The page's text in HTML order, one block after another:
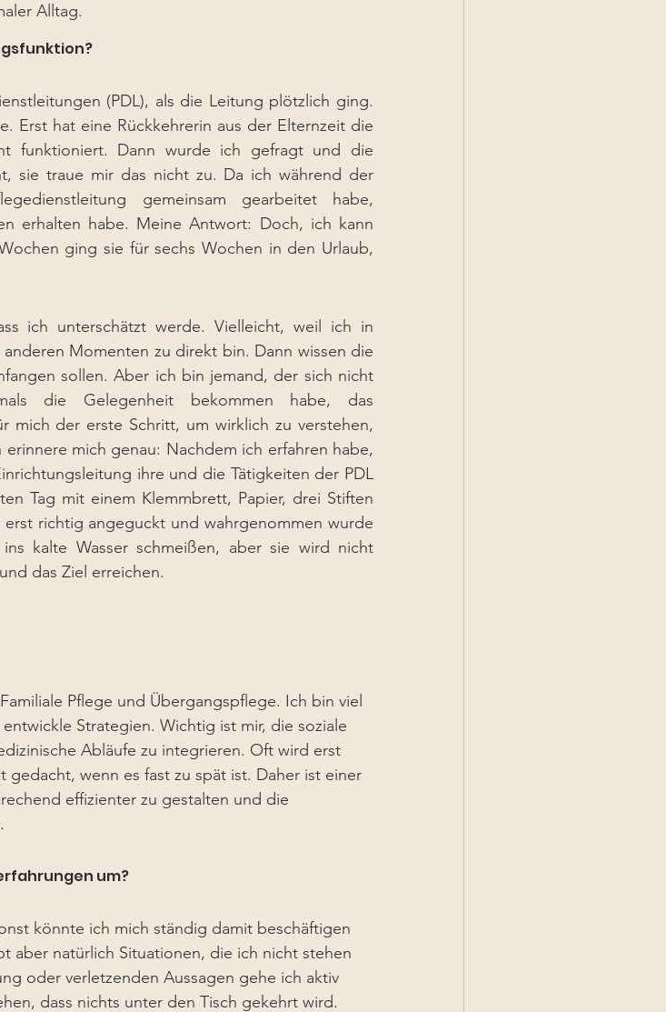
Alltag.
(PDL), als die Leitung plötzlich ging.
Erst hat eine Rückkehrerin aus der Elternzeit die
funktioniert. Dann wurde ich gefragt und die
sie traue mir das nicht zu. Da ich während der
gemeinsam gearbeitet habe,
erhalten habe. Meine Antwort: Doch, ich kann
ging sie für sechs Wochen in den Urlaub,
ich unterschätzt werde. Vielleicht, weil ich in
Momenten zu direkt bin. Dann wissen die
sollen. Aber ich bin jemand, der sich nicht
die Gelegenheit bekommen habe, das
mich der erste Schritt, um wirklich zu verstehen,
mich genau: Nachdem ich erfahren habe,
ihre und die Tätigkeiten der PDL
Tag mit einem Klemmbrett, Papier, drei Stiften
richtig angeguckt und wahrgenommen wurde
kalte Wasser schmeißen, aber sie wird nicht
das Ziel erreichen.
Familiale Pflege und Übergangspflege. Ich bin viel
Strategien. Wichtig ist mir, die soziale
Abläufe zu integrieren. Oft wird erst
gedacht, wenn es fast zu spät ist. Daher ist einer
effizienter zu gestalten und die
um?
könnte ich mich ständig damit beschäftigen
aber natürlich Situationen, die ich nicht stehen
oder verletzenden Aussagen gehe ich aktiv
dass nichts unter den Tisch gekehrt wird.